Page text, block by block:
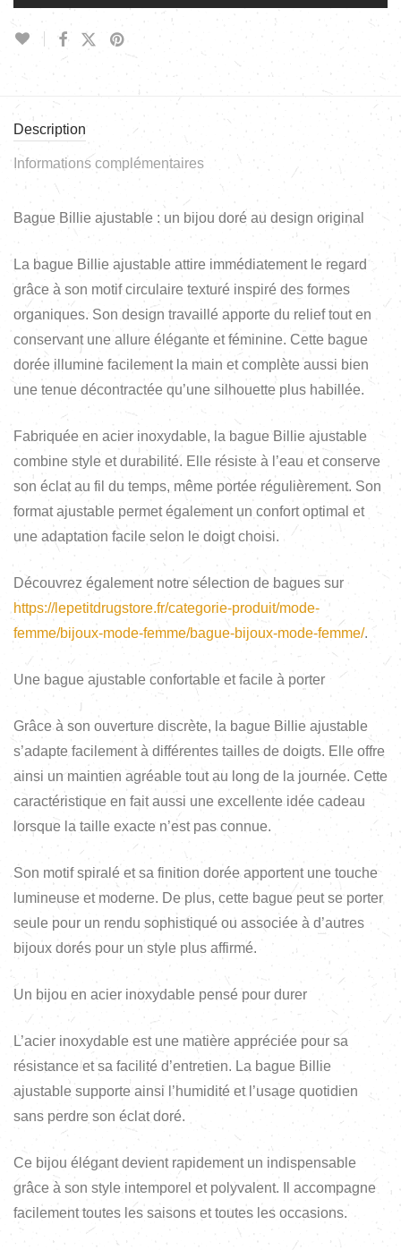
Description
Informations complémentaires
Bague Billie ajustable : un bijou doré au design original
La bague Billie ajustable attire immédiatement le regard
grâce à son motif circulaire texturé inspiré des formes
organiques. Son design travaillé apporte du relief tout en
conservant une allure élégante et féminine. Cette bague
dorée illumine facilement la main et complète aussi bien
une tenue décontractée qu’une silhouette plus habillée.
Fabriquée en acier inoxydable, la bague Billie ajustable
combine style et durabilité. Elle résiste à l’eau et conserve
son éclat au fil du temps, même portée régulièrement. Son
format ajustable permet également un confort optimal et
une adaptation facile selon le doigt choisi.
Découvrez également notre sélection de bagues sur
https://lepetitdrugstore.fr/categorie-produit/mode-
femme/bijoux-mode-femme/bague-bijoux-mode-femme/.
Une bague ajustable confortable et facile à porter
Grâce à son ouverture discrète, la bague Billie ajustable
s’adapte facilement à différentes tailles de doigts. Elle offre
ainsi un maintien agréable tout au long de la journée. Cette
caractéristique en fait aussi une excellente idée cadeau
lorsque la taille exacte n’est pas connue.
Son motif spiralé et sa finition dorée apportent une touche
lumineuse et moderne. De plus, cette bague peut se porter
seule pour un rendu sophistiqué ou associée à d’autres
bijoux dorés pour un style plus affirmé.
Un bijou en acier inoxydable pensé pour durer
L’acier inoxydable est une matière appréciée pour sa
résistance et sa facilité d’entretien. La bague Billie
ajustable supporte ainsi l’humidité et l’usage quotidien
sans perdre son éclat doré.
Ce bijou élégant devient rapidement un indispensable
grâce à son style intemporel et polyvalent. Il accompagne
facilement toutes les saisons et toutes les occasions.